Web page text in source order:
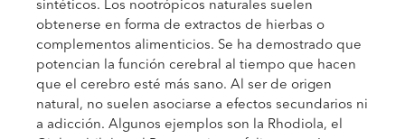
sintéticos. Los nootrópicos naturales suelen
obtenerse en forma de extractos de hierbas o
complementos alimenticios. Se ha demostrado que
potencian la función cerebral al tiempo que hacen
que el cerebro esté más sano. Al ser de origen
natural, no suelen asociarse a efectos secundarios ni
a adicción. Algunos ejemplos son la Rhodiola, el